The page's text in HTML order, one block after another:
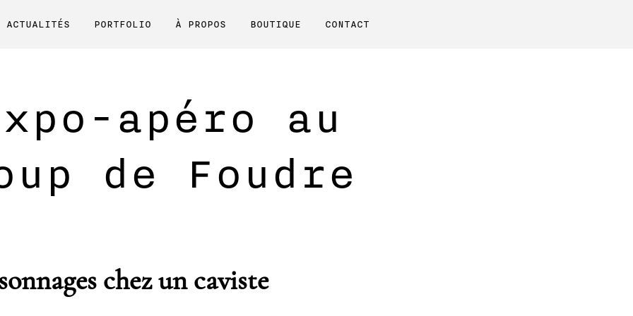
ACTUALITÉS PORTFOLIO À PROPOS BOUTIQUE CONTACT
apéro au
de Foudre
chez un caviste